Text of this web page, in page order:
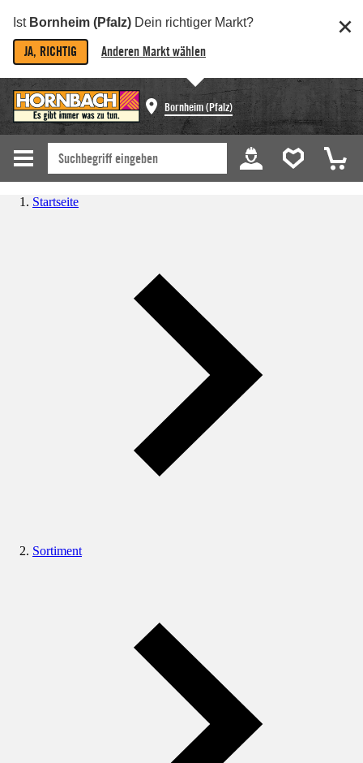
Ist Bornheim (Pfalz) Dein richtiger Markt?
JA, RICHTIG Anderen Markt wählen
Bornheim (Pfalz)
Startseite
Sortiment